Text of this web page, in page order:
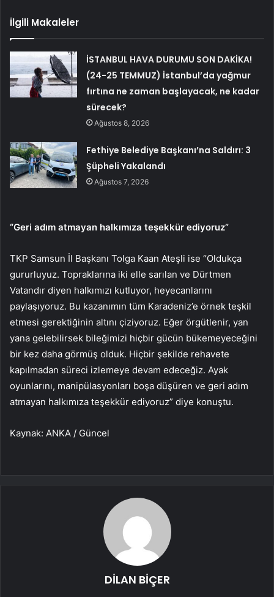
İlgili Makaleler
İSTANBUL HAVA DURUMU SON DAKİKA!
(24-25 TEMMUZ) İstanbul’da yağmur
fırtına ne zaman başlayacak, ne kadar
sürecek?
Ağustos 8, 2026
Fethiye Belediye Başkanı’na Saldırı: 3
Şüpheli Yakalandı
Ağustos 7, 2026
“Geri adım atmayan halkımıza teşekkür ediyoruz”
TKP Samsun İl Başkanı Tolga Kaan Ateşli ise “Oldukça
gururluyuz. Topraklarına iki elle sarılan ve Dürtmen
Vatandır diyen halkımızı kutluyor, heyecanlarını
paylaşıyoruz. Bu kazanımın tüm Karadeniz’e örnek teşkil
etmesi gerektiğinin altını çiziyoruz. Eğer örgütlenir, yan
yana gelebilirsek bileğimizi hiçbir gücün bükemeyeceğini
bir kez daha görmüş olduk. Hiçbir şekilde rehavete
kapılmadan süreci izlemeye devam edeceğiz. Ayak
oyunlarını, manipülasyonları boşa düşüren ve geri adım
atmayan halkımıza teşekkür ediyoruz” diye konuştu.
Kaynak: ANKA / Güncel
DİLAN BİÇER